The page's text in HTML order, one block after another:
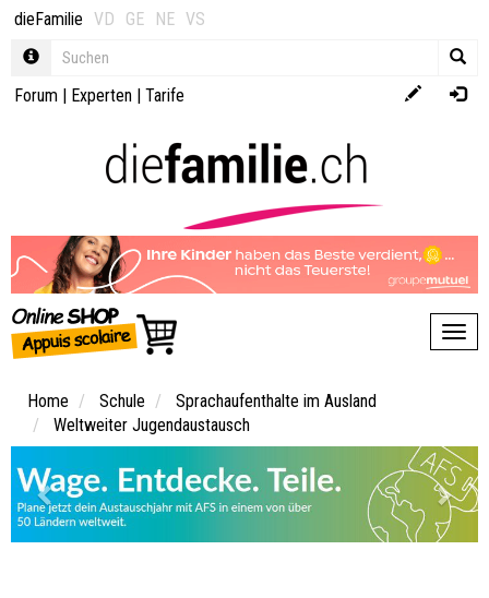
dieFamilie VD GE NE VS
Forum | Experten | Tarife
Home Schule
Sprachaufenthalte im Ausland
Weltweiter Jugendaustausch